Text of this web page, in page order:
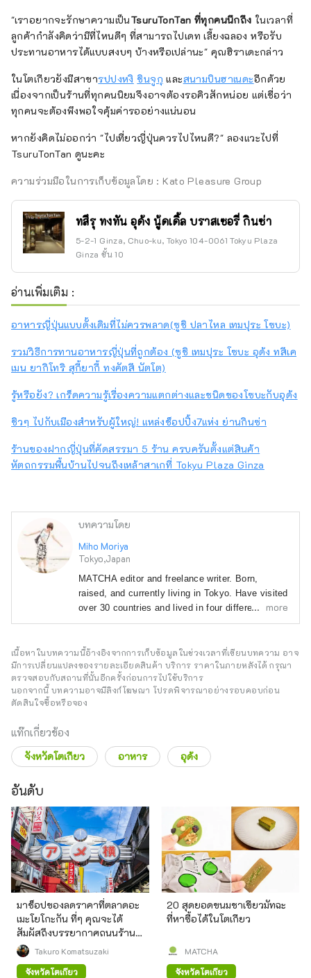
"เราอยากจะรักษาความเป็นTsuruTonTan ที่ทุกคนนึกถึง ในเวลาที่
ลูกค้ากำลังคิดว่ามีที่ไหนดีๆ ที่สามารถไปเดท เลี้ยงฉลอง หรือรับ
ประทานอาหารได้แบบสงบๆ บ้างหรือเปล่านะ" คุณฮิราเดะกล่าว
ในโตเกียวยังมีสาขารปปงหงิ ชินจูกุ และสนามบินฮาเนดะอีกด้วย
เนื่องจากเป็นร้านที่ทุกคนนิยมจึงอาจต้องรอคิวสักหน่อย แต่เชื่อว่า
ทุกคนจะต้องพึงพอใจคุ้มค่ารออย่างแน่นอน
หากยังคิดไม่ออกว่า "ไปเที่ยวญี่ปุ่นควรไปไหนดี?" ลองแวะไปที่
TsuruTonTan ดูนะคะ
ความร่วมมือในการเก็บข้อมูลโดย : Kato Pleasure Group
ทสึรุ ทงทัน อุด้ง นู้ดเดิ้ล บราสเซอรี่ กินซ่า
5-2-1 Ginza, Chuo-ku, Tokyo 104-0061 Tokyu Plaza
Ginza ชั้น 10
อ่านเพิ่มเติม :
อาหารญี่ปุ่นแบบดั้งเดิมที่ไม่ควรพลาด(ซูชิ ปลาไหล เทมปุระ โซบะ)
รวมวิธีการทานอาหารญี่ปุ่นที่ถูกต้อง (ซูชิ เทมปุระ โซบะ อุด้ง ทสึเค
เมน ยากิโทริ สุกี้ยากี้ ทงคัตสึ นัตโต)
รู้หรือยัง? เกร็ดความรู้เรื่องความแตกต่างและชนิดของโซบะกับอุด้ง
ชิวๆ ไปกับเมืองสำหรับผู้ใหญ่! แหล่งช็อปปิ้ง7แห่ง ย่านกินซ่า
ร้านของฝากญี่ปุ่นที่คัดสรรมา 5 ร้าน ครบครันตั้งแต่สินค้า
หัตถกรรมพื้นบ้านไปจนถึงเหล้าสาเกที่ Tokyu Plaza Ginza
บทความโดย
Miho Moriya
Tokyo,Japan
MATCHA editor and freelance writer. Born,
raised, and currently living in Tokyo. Have visited
over 30 countries and lived in four different
prefectures. I have traveled to almost all 47
I try to create articles that help convey the
charms of a destination through words and
pictures. I love forests, temples, and camels.
more
เนื้อหาในบทความนี้อ้างอิงจากการเก็บข้อมูลในช่วงเวลาที่เขียนบทความ อาจ
มีการเปลี่ยนแปลงของรายละเอียดสินค้า บริการ ราคาในภายหลังได้ กรุณา
ตรวจสอบกับสถานที่นั้นอีกครั้งก่อนการไปใช้บริการ
นอกจากนี้ บทความอาจมีลิงก์โฆษณา โปรดพิจารณาอย่างรอบคอบก่อน
ตัดสินใจซื้อหรือจอง
แท๊กเกี่ยวข้อง
จังหวัดโตเกียว อาหาร อุด้ง
อันดับ
มาช็อปของลดราคาที่ตลาดอะ
เมะโยโกะกัน ที่ๆ คุณจะได้
สัมผัสถึงบรรยากาศถนนร้าน
ค้าสมัยก่อน
Takuro Komatsuzaki
จังหวัดโตเกียว
20 สุดยอดขนมชาเขียวมัทฉะ
ที่หาซื้อได้ในโตเกียว
MATCHA
จังหวัดโตเกียว